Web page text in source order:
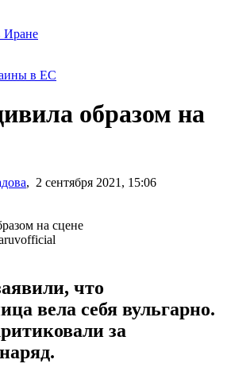
Иране
в ЕС
образом на
, 2 сентября 2021, 15:06
что
вела себя вульгарно.
за